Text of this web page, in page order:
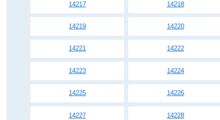
14217 14218
14219 14220
14221 14222
14223 14224
14225 14226
14227 14228